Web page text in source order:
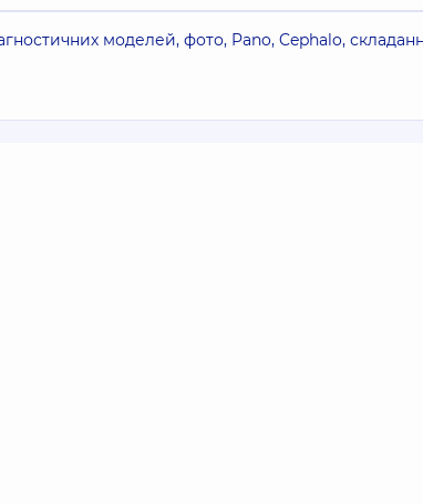
моделей, фото, Pano, Cephalo,